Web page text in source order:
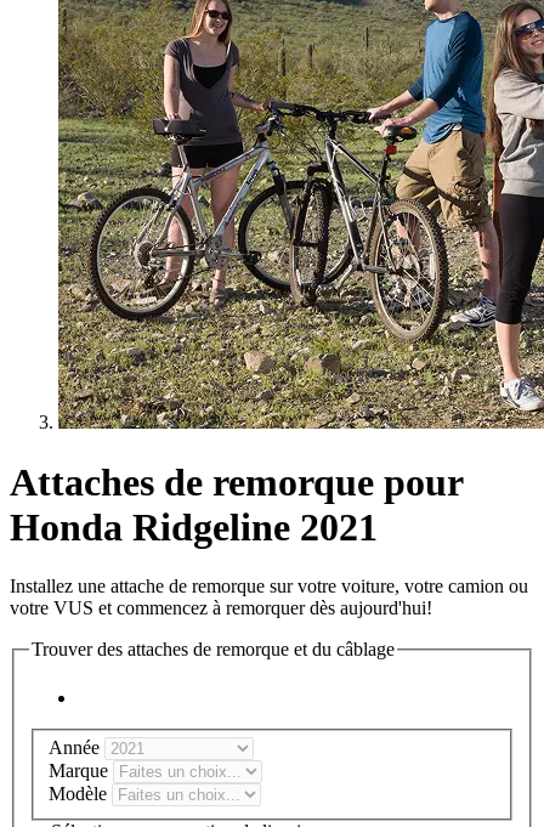
Attaches de remorque pour
Honda Ridgeline 2021
Installez une attache de remorque sur votre voiture, votre camion ou
votre VUS et commencez à remorquer dès aujourd'hui!
Trouver des attaches de remorque et du câblage
Année
Marque
Modèle